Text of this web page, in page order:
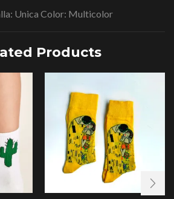
Unica Color: Multicolor
Products